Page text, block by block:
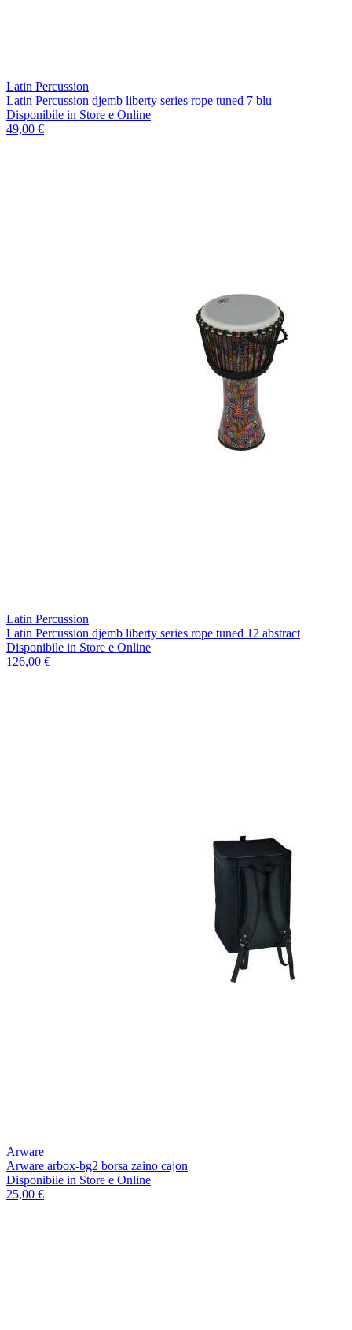
Latin Percussion
Latin Percussion djemb liberty series rope tuned 7 blu
Disponibile in Store e Online
49,00 €
Latin Percussion
Latin Percussion djemb liberty series rope tuned 12 abstract
Disponibile in Store e Online
126,00 €
Arware
Arware arbox-bg2 borsa zaino cajon
Disponibile in Store e Online
25,00 €